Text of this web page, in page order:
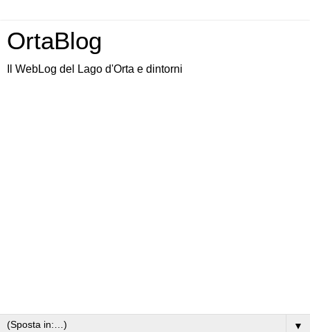
OrtaBlog
Il WebLog del Lago d'Orta e dintorni
▼